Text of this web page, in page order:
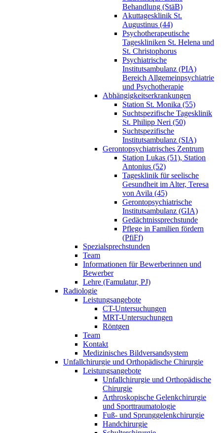
Behandlung (StäB)
Akuttagesklinik St.
Augustinus (44)
Psychotherapeutische
Tageskliniken St. Helena und
St. Christophorus
Psychiatrische
Institutsambulanz (PIA)
Bereich Allgemeinpsychiatrie
und Psychotherapie
Abhängigkeitserkrankungen
Station St. Monika (55)
Suchtspezifische Tagesklinik
St. Philipp Neri (50)
Suchtspezifische
Institutsambulanz (SIA)
Gerontopsychiatrisches Zentrum
Station Lukas (51), Station
Antonius (52)
Tagesklinik für seelische
Gesundheit im Alter, Teresa
von Avila (45)
Gerontopsychiatrische
Institutsambulanz (GIA)
Gedächtnissprechstunde
Pflege in Familien fördern
(PfiFf)
Spezialsprechstunden
Team
Informationen für Bewerberinnen und
Bewerber
Lehre (Famulatur, PJ)
Radiologie
Leistungsangebote
CT-Untersuchungen
MRT-Untersuchungen
Röntgen
Team
Kontakt
Medizinisches Bildversandsystem
Unfallchirurgie und Orthopädische Chirurgie
Leistungsangebote
Unfallchirurgie und Orthopädische
Chirurgie
Arthroskopische Gelenkchirurgie
und Sporttraumatologie
Fuß- und Sprunggelenkchirurgie
Handchirurgie